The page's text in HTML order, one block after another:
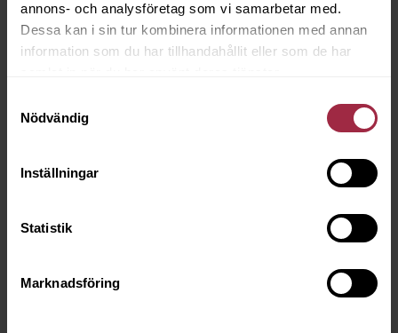
annons- och analysföretag som vi samarbetar med.
Dessa kan i sin tur kombinera informationen med annan
information som du har tillhandahållit eller som de har
Nödvändig
Inställningar
Statistik
Marknadsföring